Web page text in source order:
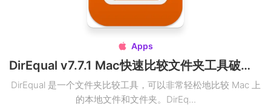
 Apps
DirEqual v7.7.1 Mac快速比较文件夹工具破解版
DirEqual 是一个文件夹比较工具，可以非常轻松地比较 Mac 上
的本地文件和文件夹。DirEq...